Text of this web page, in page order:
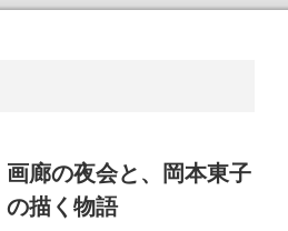
画廊の夜会と、岡本東子
の描く物語